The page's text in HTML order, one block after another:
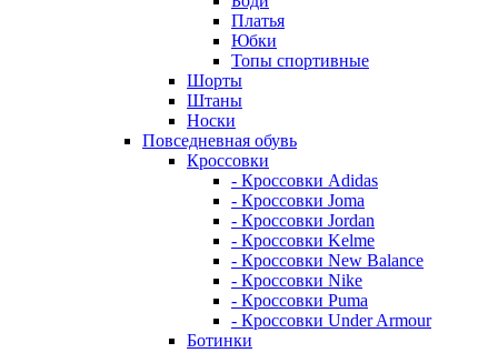
Платья
Юбки
Топы спортивные
Шорты
Штаны
Носки
Повседневная обувь
Кроссовки
- Кроссовки Adidas
- Кроссовки Joma
- Кроссовки Jordan
- Кроссовки Kelme
- Кроссовки New Balance
- Кроссовки Nike
- Кроссовки Puma
- Кроссовки Under Armour
Ботинки